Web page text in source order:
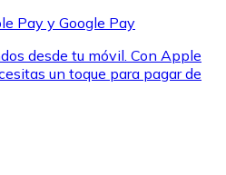
Pay y Google Pay
desde tu móvil. Con Apple
un toque para pagar de